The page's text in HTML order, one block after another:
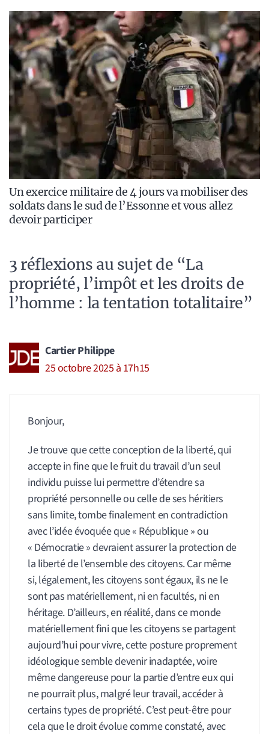
Un exercice militaire de 4 jours va mobiliser des
soldats dans le sud de l’Essonne et vous allez
devoir participer
3 réflexions au sujet de “La
propriété, l’impôt et les droits de
l’homme : la tentation totalitaire”
Cartier Philippe
25 octobre 2025 à 17h15
Bonjour,
Je trouve que cette conception de la liberté, qui
accepte in fine que le fruit du travail d’un seul
individu puisse lui permettre d’étendre sa
propriété personnelle ou celle de ses héritiers
sans limite, tombe finalement en contradiction
avec l’idée évoquée que « République » ou
« Démocratie » devraient assurer la protection de
la liberté de l’ensemble des citoyens. Car même
si, légalement, les citoyens sont égaux, ils ne le
sont pas matériellement, ni en facultés, ni en
héritage. D’ailleurs, en réalité, dans ce monde
matériellement fini que les citoyens se partagent
aujourd’hui pour vivre, cette posture proprement
idéologique semble devenir inadaptée, voire
même dangereuse pour la partie d’entre eux qui
ne pourrait plus, malgré leur travail, accéder à
certains types de propriété. C’est peut-être pour
cela que le droit évolue comme constaté, avec